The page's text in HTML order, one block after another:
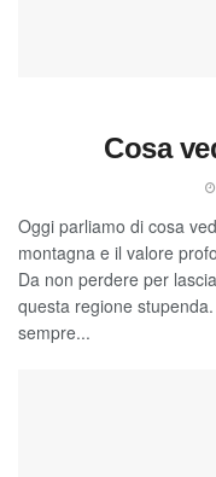
Cosa
Oggi parliamo di cosa
montagna e il valore
Da non perdere per
questa regione
sempre...